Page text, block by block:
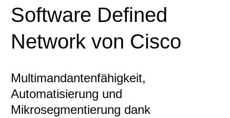
Software Defined
Network von Cisco
Multimandantenfähigkeit,
Automatisierung und
Mikrosegmentierung dank